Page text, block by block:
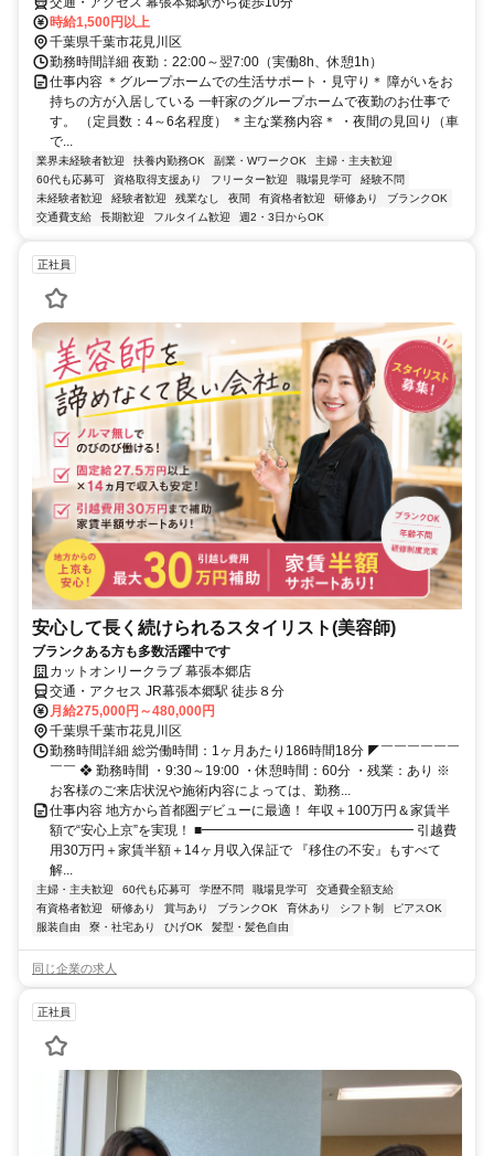
時給1,500円以上
千葉県千葉市花見川区
勤務時間詳細 夜勤：22:00～翌7:00（実働8h、休憩1h）
仕事内容 ＊グループホームでの生活サポート・見守り＊ 障がいをお
持ちの方が入居している 一軒家のグループホームで夜勤のお仕事で
す。 （定員数：4～6名程度） ＊主な業務内容＊ ・夜間の見回り（車
で...
業界未経験者歓迎 扶養内勤務OK 副業・WワークOK
主婦・主夫歓迎
60代も応募可
資格取得支援あり フリーター歓迎 職場見学可
経験不問
未経験者歓迎
経験者歓迎 残業なし 夜間 有資格者歓迎 研修あり
ブランクOK
交通費支給
長期歓迎 フルタイム歓迎 週2・3日からOK
正社員
安心して長く続けられるスタイリスト(美容師)
ブランクある方も多数活躍中です
カットオンリークラブ 幕張本郷店
交通・アクセス JR幕張本郷駅 徒歩８分
月給275,000円～480,000円
千葉県千葉市花見川区
勤務時間詳細 総労働時間：1ヶ月あたり186時間18分 ◤￣￣￣￣￣￣
￣￣ ❖ 勤務時間 ・9:30～19:00 ・休憩時間：60分 ・残業：あり ※
お客様のご来店状況や施術内容によっては、勤務...
仕事内容 地方から首都圏デビューに最適！ 年収＋100万円＆家賃半
額で“安心上京”を実現！ ■━━━━━━━━━━━━━━━━ 引越費
用30万円＋家賃半額＋14ヶ月収入保証で 『移住の不安』もすべて
解...
主婦・主夫歓迎 60代も応募可 学歴不問 職場見学可
交通費全額支給
有資格者歓迎
研修あり 賞与あり ブランクOK 育休あり シフト制
ピアスOK
服装自由
寮・社宅あり ひげOK 髪型・髪色自由
同じ企業の求人
正社員